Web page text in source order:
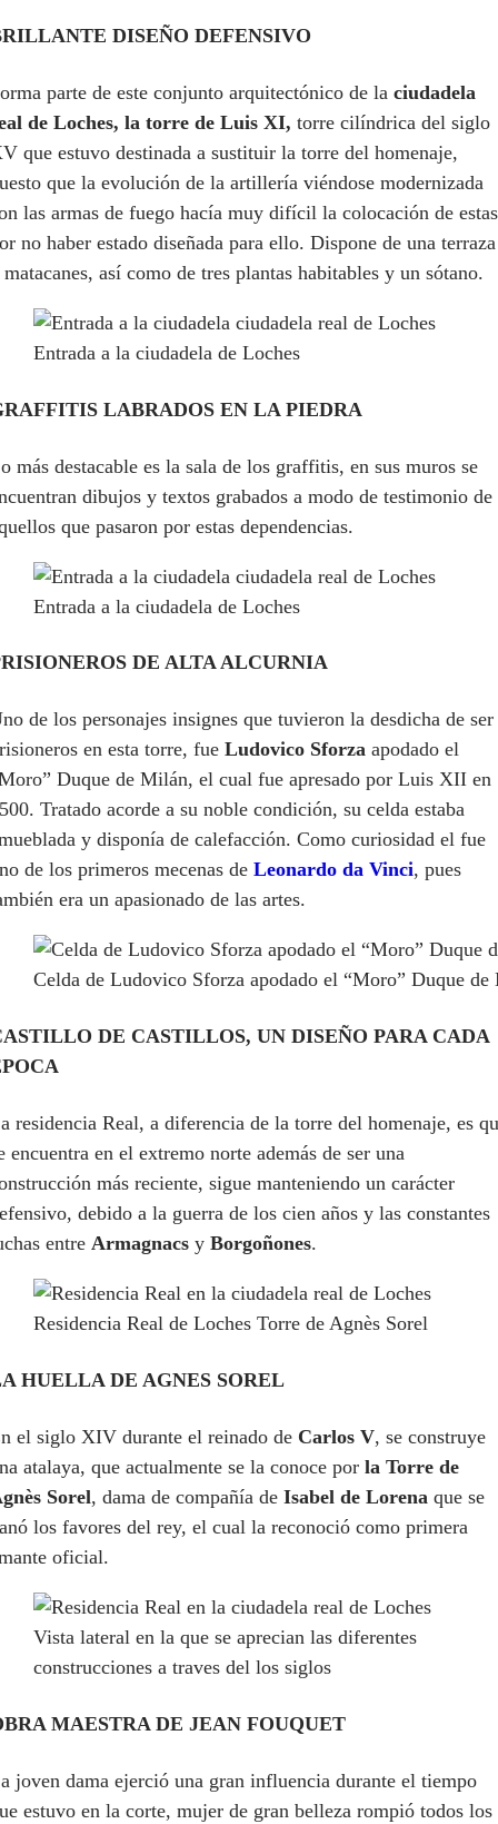
DISEÑO DEFENSIVO
parte de este conjunto arquitectónico de la ciudadela
de Loches, la torre de Luis XI, torre cilíndrica del siglo
que estuvo destinada a sustituir la torre del homenaje,
que la evolución de la artillería viéndose modernizada
las armas de fuego hacía muy difícil la colocación de estas
no haber estado diseñada para ello. Dispone de una terraza
así como de tres plantas habitables y un sótano.
Entrada a la ciudadela de Loches
LABRADOS EN LA PIEDRA
más destacable es la sala de los graffitis, en sus muros se
dibujos y textos grabados a modo de testimonio de
que pasaron por estas dependencias.
Entrada a la ciudadela de Loches
DE ALTA ALCURNIA
de los personajes insignes que tuvieron la desdicha de ser
en esta torre, fue Ludovico Sforza apodado el
Duque de Milán, el cual fue apresado por Luis XII en
Tratado acorde a su noble condición, su celda estaba
y disponía de calefacción. Como curiosidad el fue
de los primeros mecenas de Leonardo da Vinci, pues
era un apasionado de las artes.
Celda de Ludovico Sforza apodado el “Moro” Duque de
DE CASTILLOS, UN DISEÑO PARA CADA
residencia Real, a diferencia de la torre del homenaje, es
encuentra en el extremo norte además de ser una
más reciente, sigue manteniendo un carácter
debido a la guerra de los cien años y las constantes
entre Armagnacs y Borgoñones.
Residencia Real de Loches Torre de Agnès Sorel
HUELLA DE AGNES SOREL
el siglo XIV durante el reinado de Carlos V, se construye
atalaya, que actualmente se la conoce por la Torre de
Sorel, dama de compañía de Isabel de Lorena que se
los favores del rey, el cual la reconoció como primera
oficial.
Vista lateral en la que se aprecian las diferentes
construcciones a traves del los siglos
MAESTRA DE JEAN FOUQUET
joven dama ejerció una gran influencia durante el tiempo
estuvo en la corte, mujer de gran belleza rompió todos los